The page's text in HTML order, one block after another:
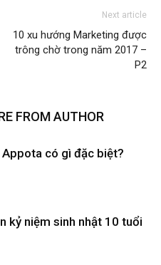
Next article
10 xu hướng Marketing được
trông chờ trong năm 2017 –
P2
FROM AUTHOR
Appota có gì đặc biệt?
kỷ niệm sinh nhật 10 tuổi